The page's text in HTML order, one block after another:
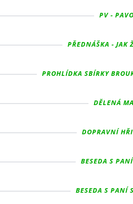
PV -
PŘEDNÁŠKA - JAK
PROHLÍDKA SBÍRKY
DĚLENÁ
DOPRAVNÍ
BESEDA S
BESEDA S PANÍ